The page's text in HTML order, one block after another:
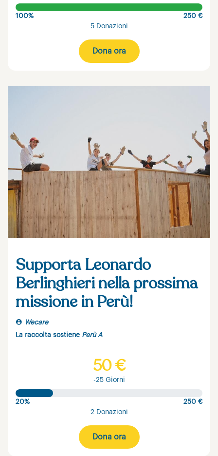
100%
250 €
5 Donazioni
Dona ora
Supporta Leonardo
Berlinghieri nella prossima
missione in Perù!
Wecare
La raccolta sostiene Perù A
50 €
-25 Giorni
20%
250 €
2 Donazioni
Dona ora